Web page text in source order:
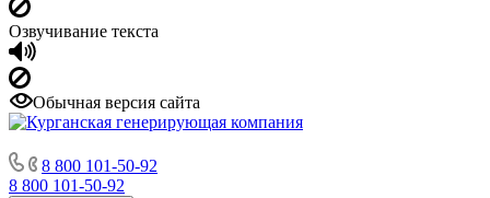
Озвучивание текста
Обычная версия сайта
8 800 101-50-92
8 800 101-50-92